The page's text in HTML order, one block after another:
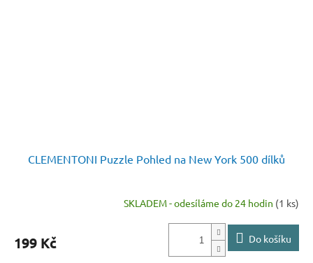
CLEMENTONI Puzzle Pohled na New York 500 dílků
SKLADEM - odesíláme do 24 hodin (1 ks)
199 Kč Do košíku